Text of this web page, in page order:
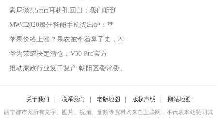
索尼谈3.5mm耳机孔回归：我们听到
MWC2020最佳智能手机奖出炉：苹
苹果价格上涨？果农被牵着鼻子走，20
华为荣耀决定清仓，V30 Pro官方
推动家政行业复工复产 朝阳区委常委、
关于我们 联系我们 老版地图 版权声明
网站地图
西宁都市网所有文字、图片、视频、音频等资料均来自互联网，不代表本站赞同其